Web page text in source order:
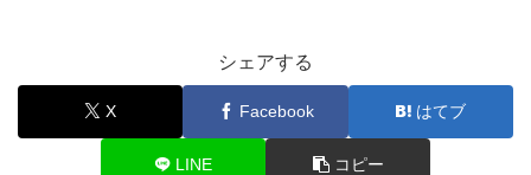
シェアする
X Facebook はてブ
LINE コピー